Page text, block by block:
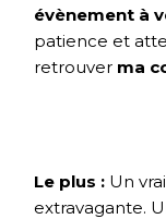
évènement à
patience et
retrouver ma
Le plus : Un
extravagante.